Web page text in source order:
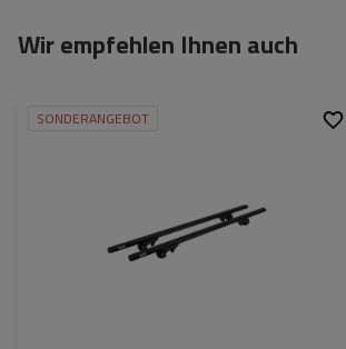
Wir empfehlen Ihnen auch
SONDERANGEBOT